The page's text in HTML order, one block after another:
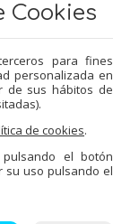
Cookies
para fines
personalizada en
de sus hábitos de
de cookies.
el botón
su uso pulsando el